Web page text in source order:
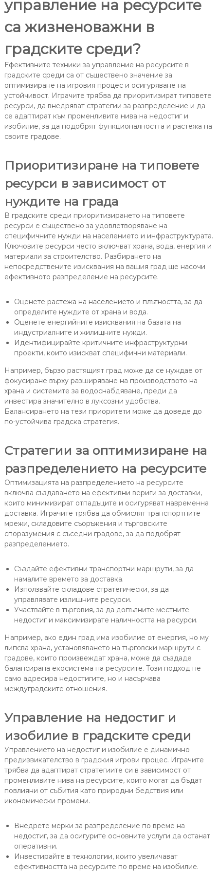
управление на ресурсите
са жизненоважни в
градските среди?
Ефективните техники за управление на ресурсите в
градските среди са от съществено значение за
оптимизиране на игровия процес и осигуряване на
устойчивост. Играчите трябва да приоритизират типовете
ресурси, да внедряват стратегии за разпределение и да
се адаптират към променливите нива на недостиг и
изобилие, за да подобрят функционалността и растежа на
своите градове.
Приоритизиране на типовете
ресурси в зависимост от
нуждите на града
В градските среди приоритизирането на типовете
ресурси е съществено за удовлетворяване на
специфичните нужди на населението и инфраструктурата.
Ключовите ресурси често включват храна, вода, енергия и
материали за строителство. Разбирането на
непосредствените изисквания на вашия град ще насочи
ефективното разпределение на ресурсите.
Оценете растежа на населението и плътността, за да
определите нуждите от храна и вода.
Оценете енергийните изисквания на базата на
индустриалните и жилищните нужди.
Идентифицирайте критичните инфраструктурни
проекти, които изискват специфични материали.
Например, бързо растящият град може да се нуждае от
фокусиране върху разширяване на производството на
храна и системите за водоснабдяване, преди да
инвестира значително в луксозни удобства.
Балансирането на тези приоритети може да доведе до
по-устойчива градска стратегия.
Стратегии за оптимизиране на
разпределението на ресурсите
Оптимизацията на разпределението на ресурсите
включва създаването на ефективни вериги за доставки,
които минимизират отпадъците и осигуряват навременна
доставка. Играчите трябва да обмислят транспортните
мрежи, складовите съоръжения и търговските
споразумения с съседни градове, за да подобрят
разпределението.
Създайте ефективни транспортни маршрути, за да
намалите времето за доставка.
Използвайте складове стратегически, за да
управлявате излишните ресурси.
Участвайте в търговия, за да допълните местните
недостиг и максимизирате наличността на ресурси.
Например, ако един град има изобилие от енергия, но му
липсва храна, установяването на търговски маршрути с
градове, които произвеждат храна, може да създаде
балансирана екосистема на ресурсите. Този подход не
само адресира недостигите, но и насърчава
междуградските отношения.
Управление на недостиг и
изобилие в градските среди
Управлението на недостиг и изобилие е динамично
предизвикателство в градския игрови процес. Играчите
трябва да адаптират стратегиите си в зависимост от
променливите нива на ресурсите, които могат да бъдат
повлияни от събития като природни бедствия или
икономически промени.
Внедрете мерки за разпределение по време на
недостиг, за да осигурите основните услуги да останат
оперативни.
Инвестирайте в технологии, които увеличават
ефективността на ресурсите по време на изобилие.